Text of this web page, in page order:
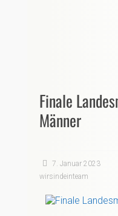
Finale
Männer
7. Januar 2023
wirsindeinteam